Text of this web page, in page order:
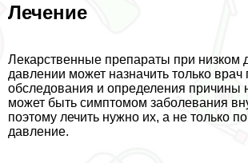
Лечение
Лекарственные препараты при низком
давлении может назначить только врач
обследования и определения причины
может быть симптомом заболевания
поэтому лечить нужно их, а не только
давление.